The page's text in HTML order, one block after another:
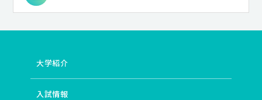
大学紹介
入試情報